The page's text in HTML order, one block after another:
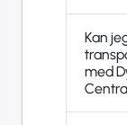
Kan
med